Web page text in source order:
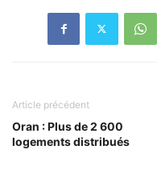
Article précédent
Oran : Plus de 2 600
logements distribués